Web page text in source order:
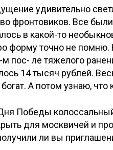
удивительно
фронтовиков. Все
в какой-то
форму точно не
м пос- ле тяжелого
14 тысяч рублей.
А потом узнаю,
Победы
для москвичей и
ли вы